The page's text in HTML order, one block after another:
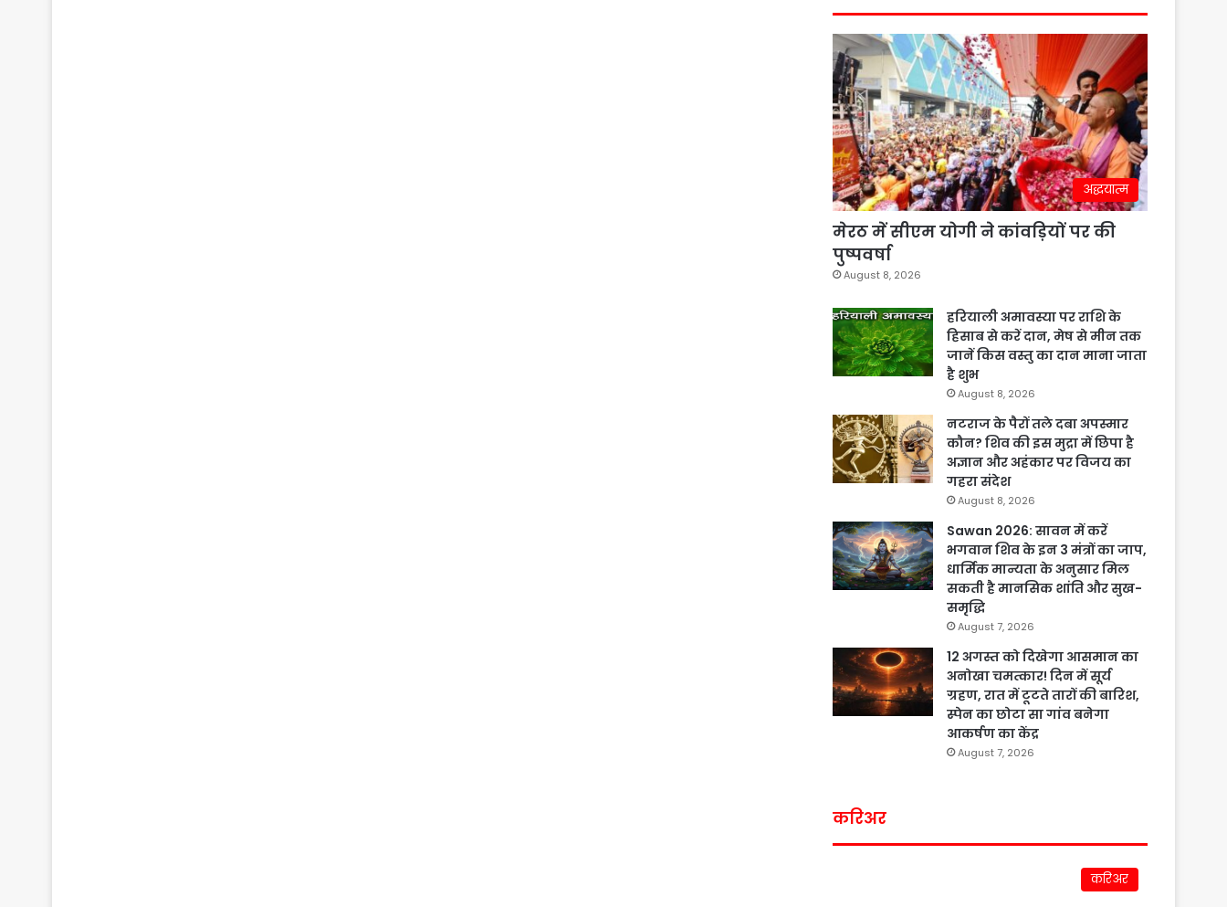
अद्धयात्म
मेरठ में सीएम योगी ने कांवड़ियों पर की
पुष्पवर्षा
August 8, 2026
हरियाली अमावस्या पर राशि के
हिसाब से करें दान, मेष से मीन तक
जानें किस वस्तु का दान माना जाता
है शुभ
August 8, 2026
नटराज के पैरों तले दबा अपस्मार
कौन? शिव की इस मुद्रा में छिपा है
अज्ञान और अहंकार पर विजय का
गहरा संदेश
August 8, 2026
Sawan 2026: सावन में करें
भगवान शिव के इन 3 मंत्रों का जाप,
धार्मिक मान्यता के अनुसार मिल
सकती है मानसिक शांति और सुख-
समृद्धि
August 7, 2026
12 अगस्त को दिखेगा आसमान का
अनोखा चमत्कार! दिन में सूर्य
ग्रहण, रात में टूटते तारों की बारिश,
स्पेन का छोटा सा गांव बनेगा
आकर्षण का केंद्र
August 7, 2026
करिअर
करिअर